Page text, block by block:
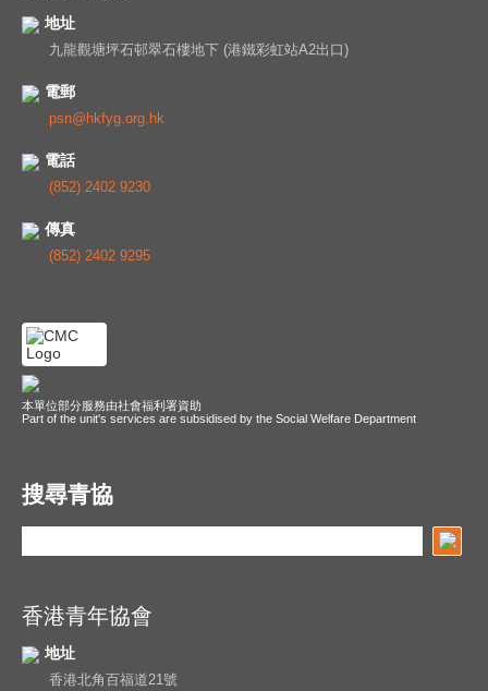
地址
九龍觀塘坪石邨翠石樓地下 (港鐵彩虹站A2出口)
電郵
psn@hkfyg.org.hk
電話
(852) 2402 9230
傳真
(852) 2402 9295
本單位部分服務由社會福利署資助
Part of the unit's services are subsidised by the Social Welfare Department
搜尋青協
香港青年協會
地址
香港北角百福道21號